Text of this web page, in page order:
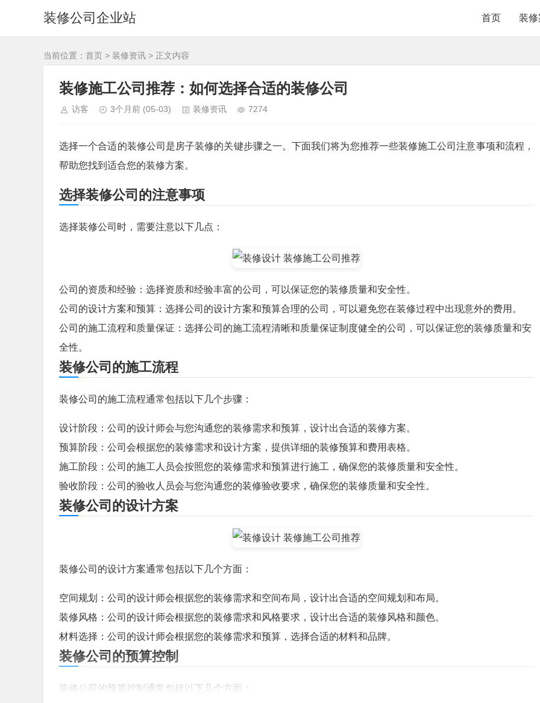
装修公司企业站 首页 装
当前位置： 首页 > 装修资讯 > 正文内容
装修施工公司推荐：如何选择合适的装修公司
访客 3个月前 (05-03) 装修资讯 7274
选择一个合适的装修公司是房子装修的关键步骤之一。下面我们将为您推荐一些装修施工公司注意事项和流程，
帮助您找到适合您的装修方案。
选择装修公司的注意事项
选择装修公司时，需要注意以下几点：
公司的资质和经验：选择资质和经验丰富的公司，可以保证您的装修质量和安全性。
公司的设计方案和预算：选择公司的设计方案和预算合理的公司，可以避免您在装修过程中出现意外的费用。
公司的施工流程和质量保证：选择公司的施工流程清晰和质量保证制度健全的公司，可以保证您的装修质量和安
全性。
装修公司的施工流程
装修公司的施工流程通常包括以下几个步骤：
设计阶段：公司的设计师会与您沟通您的装修需求和预算，设计出合适的装修方案。
预算阶段：公司会根据您的装修需求和设计方案，提供详细的装修预算和费用表格。
施工阶段：公司的施工人员会按照您的装修需求和预算进行施工，确保您的装修质量和安全性。
验收阶段：公司的验收人员会与您沟通您的装修验收要求，确保您的装修质量和安全性。
装修公司的设计方案
装修公司的设计方案通常包括以下几个方面：
空间规划：公司的设计师会根据您的装修需求和空间布局，设计出合适的空间规划和布局。
装修风格：公司的设计师会根据您的装修需求和风格要求，设计出合适的装修风格和颜色。
材料选择：公司的设计师会根据您的装修需求和预算，选择合适的材料和品牌。
装修公司的预算控制
装修公司的预算控制通常包括以下几个方面：